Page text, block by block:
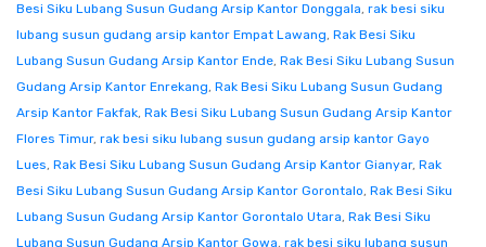
Besi Siku Lubang Susun Gudang Arsip Kantor Donggala, rak besi siku
lubang susun gudang arsip kantor Empat Lawang, Rak Besi Siku
Lubang Susun Gudang Arsip Kantor Ende, Rak Besi Siku Lubang Susun
Gudang Arsip Kantor Enrekang, Rak Besi Siku Lubang Susun Gudang
Arsip Kantor Fakfak, Rak Besi Siku Lubang Susun Gudang Arsip Kantor
Flores Timur, rak besi siku lubang susun gudang arsip kantor Gayo
Lues, Rak Besi Siku Lubang Susun Gudang Arsip Kantor Gianyar, Rak
Besi Siku Lubang Susun Gudang Arsip Kantor Gorontalo, Rak Besi Siku
Lubang Susun Gudang Arsip Kantor Gorontalo Utara, Rak Besi Siku
Lubang Susun Gudang Arsip Kantor Gowa, rak besi siku lubang susun